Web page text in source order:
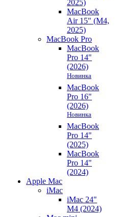
2025)
MacBook
Air 15" (M4,
2025)
MacBook Pro
MacBook
Pro 14"
(2026)
Новинка
MacBook
Pro 16"
(2026)
Новинка
MacBook
Pro 14"
(2025)
MacBook
Pro 14"
(2024)
Apple Mac
iMac
iMac 24"
M4 (2024)